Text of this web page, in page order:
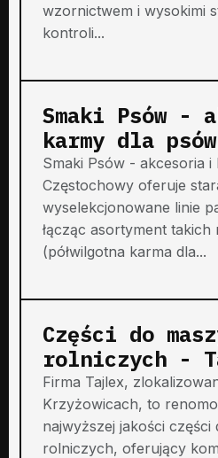
wzornictwem i wysokimi
kontroli...
Smaki Psów -
karmy dla psów
Smaki Psów - akcesoria
Częstochowy oferuje
wyselekcjonowane linie
łącząc asortyment takich
(półwilgotna karma dla...
Części do
rolniczych -
Firma Tajlex,
Krzyżowicach, to
najwyższej jakości części
rolniczych, oferujący